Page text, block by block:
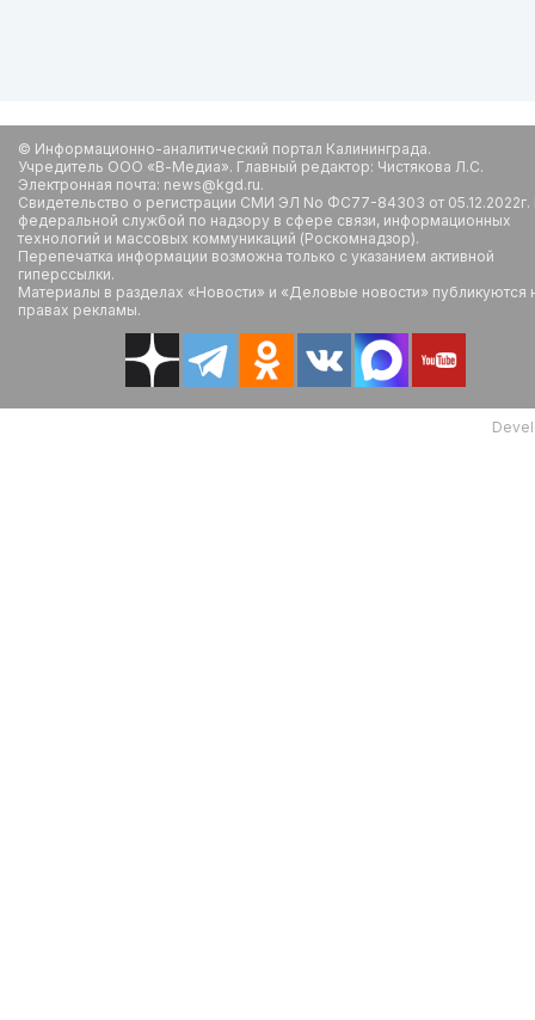
© Информационно-аналитический портал Калининграда.
Учредитель ООО «В-Медиа». Главный редактор: Чистякова Л.С.
Электронная почта: news@kgd.ru.
Свидетельство о регистрации СМИ ЭЛ No ФС77-84303 от
федеральной службой по надзору в сфере связи, информационных
технологий и массовых коммуникаций (Роскомнадзор).
Перепечатка информации возможна только с указанием активной
гиперссылки.
Материалы в разделах «Новости» и «Деловые новости» публикуются
правах рекламы.